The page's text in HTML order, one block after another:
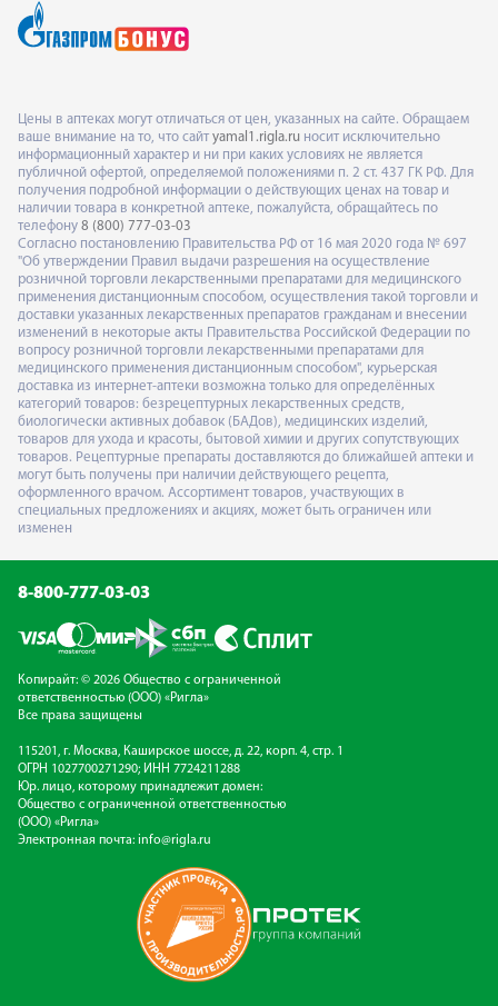
Цены в аптеках могут отличаться от цен, указанных на сайте. Обращаем
ваше внимание на то, что сайт yamal1.rigla.ru носит исключительно
информационный характер и ни при каких условиях не является
публичной офертой, определяемой положениями п. 2 ст. 437 ГК РФ. Для
получения подробной информации о действующих ценах на товар и
наличии товара в конкретной аптеке, пожалуйста, обращайтесь по
телефону 8 (800) 777-03-03
Согласно постановлению Правительства РФ от 16 мая 2020 года № 697
"Об утверждении Правил выдачи разрешения на осуществление
розничной торговли лекарственными препаратами для медицинского
применения дистанционным способом, осуществления такой торговли и
доставки указанных лекарственных препаратов гражданам и внесении
изменений в некоторые акты Правительства Российской Федерации по
вопросу розничной торговли лекарственными препаратами для
медицинского применения дистанционным способом", курьерская
доставка из интернет-аптеки возможна только для определённых
категорий товаров: безрецептурных лекарственных средств,
биологически активных добавок (БАДов), медицинских изделий,
товаров для ухода и красоты, бытовой химии и других сопутствующих
товаров. Рецептурные препараты доставляются до ближайшей аптеки и
могут быть получены при наличии действующего рецепта,
оформленного врачом. Ассортимент товаров, участвующих в
специальных предложениях и акциях, может быть ограничен или
изменен
8-800-777-03-03
Копирайт: © 2026 Общество с ограниченной
ответственностью (ООО) «Ригла»
Все права защищены
115201, г. Москва, Каширское шоссе, д. 22, корп. 4, стр. 1
ОГРН 1027700271290; ИНН 7724211288
Юр. лицо, которому принадлежит домен:
Общество с ограниченной ответственностью
(ООО) «Ригла»
Электронная почта: info@rigla.ru